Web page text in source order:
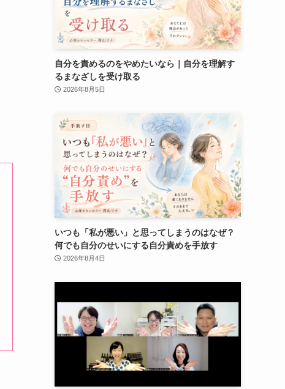
自分を責めるのをやめたいなら｜自分を理解す
るまなざしを受け取る
2026年8月5日
いつも「私が悪い」と思ってしまうのはなぜ？
何でも自分のせいにする自分責めを手放す
2026年8月4日